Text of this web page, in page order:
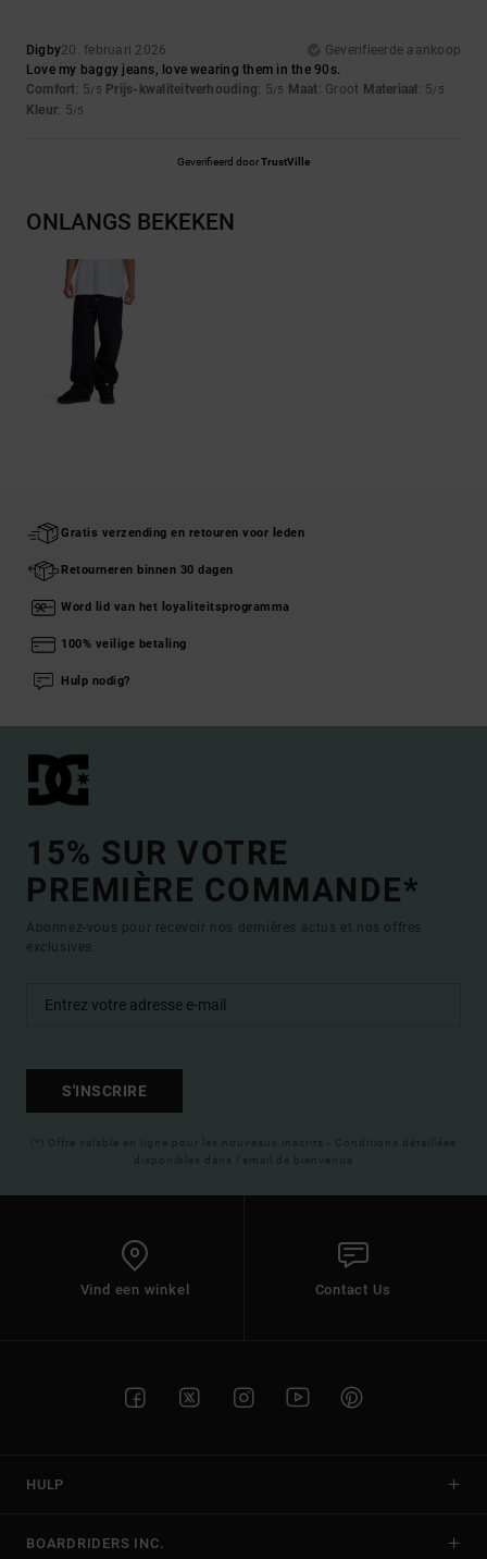
Digby20. februari 2026
Geverifieerde aankoop
Love my baggy jeans, love wearing them in the 90s.
Comfort: 5/5 Prijs-kwaliteitverhouding: 5/5 Maat: Groot Materiaal : 5/5
Kleur: 5/5
Geverifieerd doorTrustVille
ONLANGS BEKEKEN
Gratis verzending en retouren voor leden
Retourneren binnen 30 dagen
Word lid van het loyaliteitsprogramma
100% veilige betaling
Hulp nodig?
15% SUR VOTRE
PREMIÈRE COMMANDE*
Abonnez-vous pour recevoir nos dernières actus et nos offres
exclusives.
S'INSCRIRE
(*) Offre valable en ligne pour les nouveaux inscrits - Conditions détaillées
disponibles dans l'email de bienvenue
Vind een winkel Contact Us
HULP
BOARDRIDERS INC.